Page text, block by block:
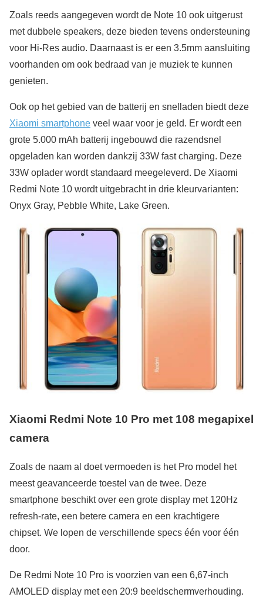
Zoals reeds aangegeven wordt de Note 10 ook uitgerust
met dubbele speakers, deze bieden tevens ondersteuning
voor Hi-Res audio. Daarnaast is er een 3.5mm aansluiting
voorhanden om ook bedraad van je muziek te kunnen
genieten.
Ook op het gebied van de batterij en snelladen biedt deze
Xiaomi smartphone veel waar voor je geld. Er wordt een
grote 5.000 mAh batterij ingebouwd die razendsnel
opgeladen kan worden dankzij 33W fast charging. Deze
33W oplader wordt standaard meegeleverd. De Xiaomi
Redmi Note 10 wordt uitgebracht in drie kleurvarianten:
Onyx Gray, Pebble White, Lake Green.
Xiaomi Redmi Note 10 Pro met 108 megapixel
camera
Zoals de naam al doet vermoeden is het Pro model het
meest geavanceerde toestel van de twee. Deze
smartphone beschikt over een grote display met 120Hz
refresh-rate, een betere camera en een krachtigere
chipset. We lopen de verschillende specs één voor één
door.
De Redmi Note 10 Pro is voorzien van een 6,67-inch
AMOLED display met een 20:9 beeldschermverhouding.